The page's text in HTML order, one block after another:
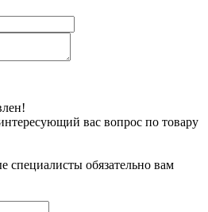
вас вопрос по товару
обязательно вам